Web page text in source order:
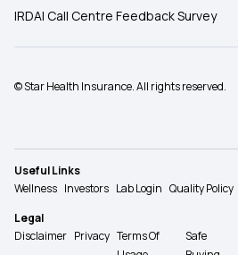
IRDAI Call Centre Feedback Survey
© Star Health Insurance. All rights reserved.
Useful Links
Wellness Investors Lab Login Quality Policy
Legal
Disclaimer Privacy Terms Of
Safe